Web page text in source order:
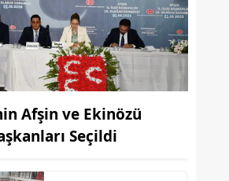
Afşin ve Ekinözü
Seçildi